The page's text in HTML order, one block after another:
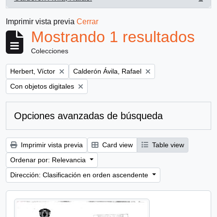
, 1 resultados
Imprimir vista previa Cerrar
Mostrando 1 resultados
Colecciones
Remove filter:
Herbert, Víctor Remove filter:
Calderón Ávila, Rafael
Remove filter:
Con objetos digitales
Opciones avanzadas de búsqueda
Imprimir vista previa Card view
Table view
Ordenar por: Relevancia
Dirección: Clasificación en orden ascendente